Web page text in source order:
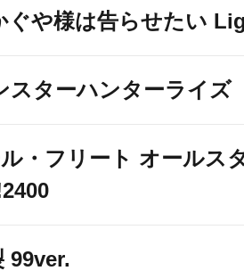
ぐや様は告らせたい
スターハンターライズ
・フリート オールス
99ver.